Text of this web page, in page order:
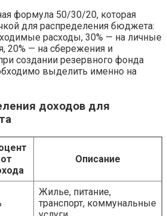
формула 50/30/20, которая
для распределения бюджета:
расходы, 30% — на личные
20% — на сбережения и
создании резервного фонда
выделить именно на
доходов для
от
Описание
Жилье, питание,
транспорт, коммунальные